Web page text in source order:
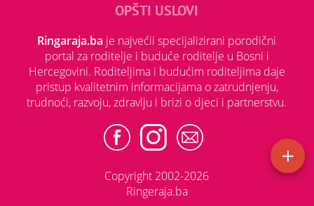
OPŠTI USLOVI
Ringaraja.ba je najvećii specijalizirani porodični
portal za roditelje i buduće roditelje u Bosni i
Hercegovini. Roditeljima i budućim roditeljima daje
pristup kvalitetnim informacijama o zatrudnjenju,
trudnoći, razvoju, zdravlju i brizi o djeci i partnerstvu.
Copyright 2002-2026
Ringeraja.ba